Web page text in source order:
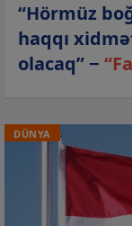
“Hörmüz
haqqı
olacaq” −
DÜNYA